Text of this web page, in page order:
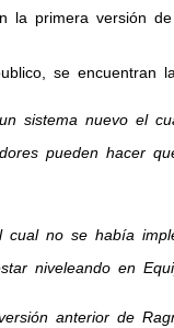
primera versión de
se encuentran
sistema nuevo el
pueden hacer
cual no se había
niveleando en
anterior de